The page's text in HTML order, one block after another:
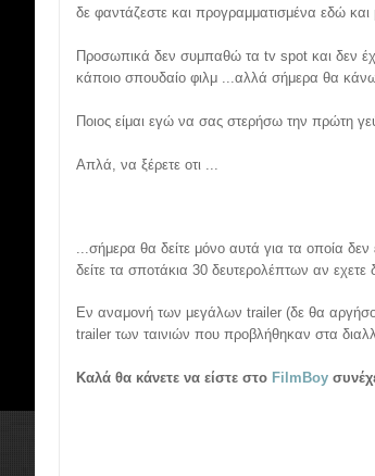
δε φαντάζεστε και προγραμματισμένα εδώ και
Προσωπικά δεν συμπαθώ τα tv spot και δεν
κάποιο σπουδαίο φιλμ ...αλλά σήμερα θα
Ποιος είμαι εγώ να σας στερήσω την πρώτη
Απλά, να ξέρετε οτι ...
...σήμερα θα δείτε μόνο αυτά για τα οποία
δείτε τα σποτάκια 30 δευτερολέπτων αν εχετε
Εν αναμονή των μεγάλων trailer (δε θα
trailer των ταινιών που προβλήθηκαν στα
Kαλά θα κάνετε να είστε στο FilmBoy